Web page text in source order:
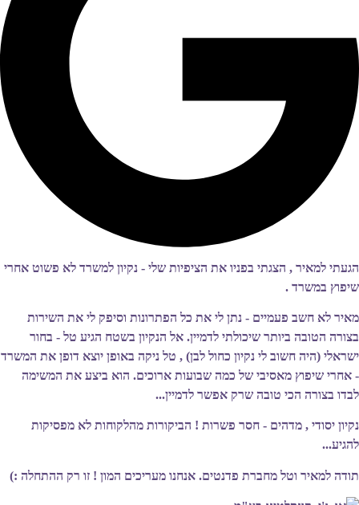
הגעתי למאיר , הצגתי בפניו את הציפיות שלי - נקיון למשרד לא פשוט אחרי
שיפוץ במשרד .
מאיר לא חשב פעמיים - נתן לי את כל הפתרונות וסיפק לי את השירות
בצורה הטובה ביותר שיכולתי לדמיין. אל הנקיון בשטח הגיע טל - בחור
ישראלי (היה חשוב לי נקיון כחול לבן) , טל ניקה באופן יוצא דופן את המשרד
- אחרי שיפוץ מאסיבי של כמה שבועות ארוכים. הוא ביצע את המשימה
לבדו בצורה הכי טובה שרק אפשר לדמיין...
נקיון יסודי , מדהים - חסר פשרות ! הביקורות מהלקוחות לא מפסיקות
להגיע...
תודה למאיר וטל מחברת פדנטים. אנחנו מעריכים המון ! זו רק ההתחלה :)